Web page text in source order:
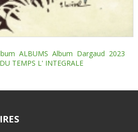
ALBUMS Album Dargaud 2023
TEMPS L' INTEGRALE